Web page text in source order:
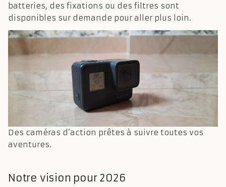
batteries, des fixations ou des filtres sont
disponibles sur demande pour aller plus loin.
Des caméras d’action prêtes à suivre toutes vos
aventures.
Notre vision pour 2026